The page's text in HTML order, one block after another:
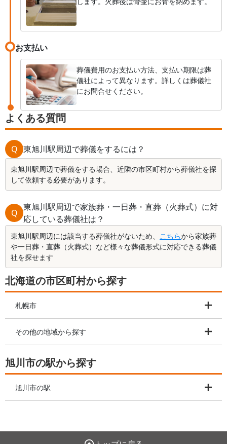
お支払い
葬儀費用のお支払い方法、支払い期限は葬
儀社によって異なります。詳しくは葬儀社
にお問合せください。
よくある質問
Q 東旭川駅周辺で葬儀をするには？
東旭川駅周辺で葬儀をする場合、近隣の市区町村から葬儀社を探
して依頼する必要があります。
Q
東旭川駅周辺で家族葬・一日葬・直葬（火葬式）に対
応している葬儀社は？
東旭川駅周辺には該当する葬儀社がないため、 こちらから家族葬
や一日葬・直葬（火葬式）など様々な葬儀形式に対応できる葬儀
社を探せます
北海道の市区町村から探す
札幌市
その他の地域から探す
旭川市の駅から探す
旭川市の駅